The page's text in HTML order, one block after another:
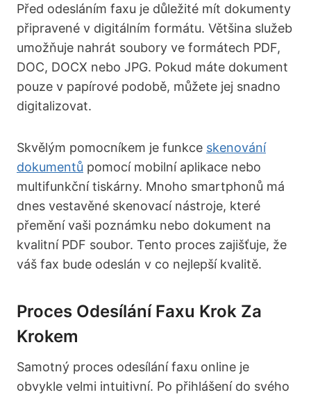
Před odesláním faxu je důležité mít dokumenty
připravené v digitálním formátu. Většina služeb
umožňuje nahrát soubory ve formátech PDF,
DOC, DOCX nebo JPG. Pokud máte dokument
pouze v papírové podobě, můžete jej snadno
digitalizovat.
Skvělým pomocníkem je funkce skenování
dokumentů pomocí mobilní aplikace nebo
multifunkční tiskárny. Mnoho smartphonů má
dnes vestavěné skenovací nástroje, které
přemění vaši poznámku nebo dokument na
kvalitní PDF soubor. Tento proces zajišťuje, že
váš fax bude odeslán v co nejlepší kvalitě.
Proces Odesílání Faxu Krok Za
Krokem
Samotný proces odesílání faxu online je
obvykle velmi intuitivní. Po přihlášení do svého